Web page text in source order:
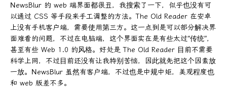
NewsBlur 的 web 端界面都很丑，我搜索了一下，似乎也没有可
以通过 CSS 等手段来手工调整的方法。The Old Reader 在安卓
上没有手机客户端，需要使用第三方。这一点到是可以部分解决界
面难看的问题，不过在电脑端，这个界面实在是有些太过“传统”，
甚至有些 Web 1.0 的风格。好处是 The Old Reader 目前不需要
科学上网，不过目前还没有让我特别苦恼，因此就先把这个因素放
一放。NewsBlur 虽然有客户端，不过也是中规中矩，美观程度也
和 web 版差不多。